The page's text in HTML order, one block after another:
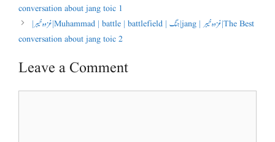
conversation about jang toic 1
| غزوہ خیبر | Muhammad | battle | battlefield | جنگ | jang | غزوہ خیبر | The Best
conversation about jang toic 2
Leave a Comment